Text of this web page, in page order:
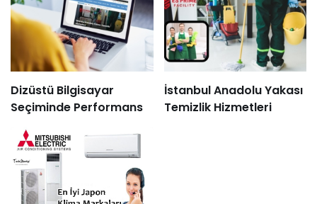
Dizüstü Bilgisayar
Seçiminde Performans
İstanbul Anadolu Yakası
Temizlik Hizmetleri